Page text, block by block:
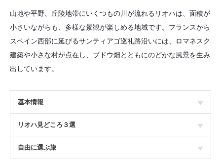
山地や平野、丘陵地帯にいくつもの川が流れるリオハは、面積が
小さいながらも、多様な景観が楽しめる地域です。フランスから
スペイン西部に延びるサンティアゴ巡礼路沿いには、ロマネスク
建築や小さな村が点在し、ブドウ畑とともにのどかな風景を生み
出しています。
基本情報
リオハ見どころ３選
自由に選ぶ旅